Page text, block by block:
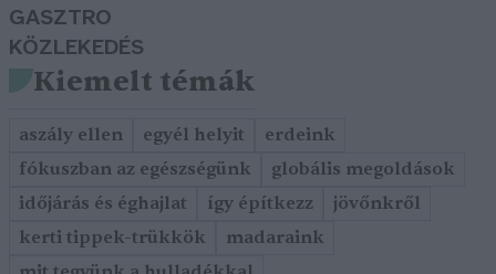
GASZTRO
KÖZLEKEDÉS
Kiemelt témák
aszály ellen egyél helyit
erdeink
fókuszban az egészségünk
globális megoldások
időjárás és éghajlat
így építkezz
jövőnkről
kerti tippek-trükkök
madaraink